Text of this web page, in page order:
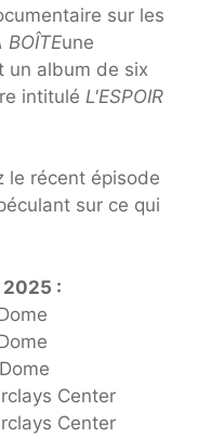
sur les
une
un album de six
intitulé L'ESPOIR
le récent épisode
sur ce qui
:
Center
Center